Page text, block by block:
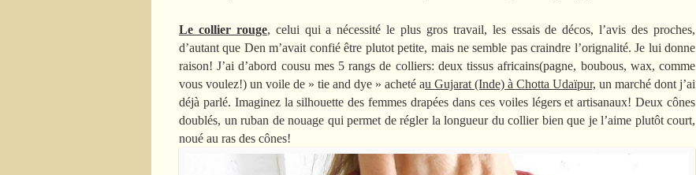
Le collier rouge, celui qui a nécessité le plus gros travail, les essais de décos, l’avis des proches,
d’autant que Den m’avait confié être plutot petite, mais ne semble pas craindre l’orignalité. Je lui donne
raison! J’ai d’abord cousu mes 5 rangs de colliers: deux tissus africains(pagne, boubous, wax, comme
vous voulez!) un voile de » tie and dye » acheté au Gujarat (Inde) à Chotta Udaïpur, un marché dont j’ai
déjà parlé. Imaginez la silhouette des femmes drapées dans ces voiles légers et artisanaux! Deux cônes
doublés, un ruban de nouage qui permet de régler la longueur du collier bien que je l’aime plutôt court,
noué au ras des cônes!